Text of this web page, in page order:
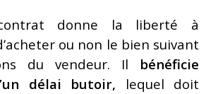
donne la liberté à
ou non le bien suivant
du vendeur. Il bénéficie
délai butoir, lequel doit